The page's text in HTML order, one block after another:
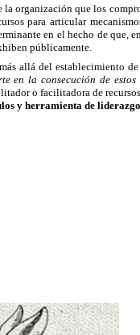
la organización que los
para articular
en el hecho de que,
públicamente.
allá del establecimiento
en la consecución de estos
o facilitadora de
y herramienta de liderazgo